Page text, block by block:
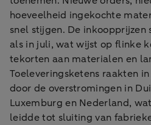
hoeveelheid ingekochte
snel stijgen. De inkoopprijzen
als in juli, wat wijst op flinke
tekorten aan materialen en
Toeleveringsketens raakten
door de overstromingen in
Luxemburg en Nederland,
leidde tot sluiting van